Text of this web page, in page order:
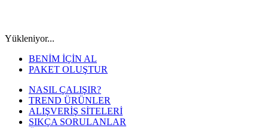
Yükleniyor...
BENİM İÇİN AL
PAKET OLUŞTUR
NASIL ÇALIŞIR?
TREND ÜRÜNLER
ALIŞVERİŞ SİTELERİ
SIKÇA SORULANLAR